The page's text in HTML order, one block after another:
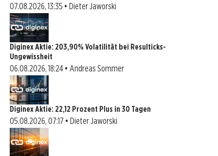
07.08.2026, 13:35 • Dieter Jaworski
Diginex Aktie: 203,90% Volatilität bei Resulticks-
Ungewissheit
06.08.2026, 18:24 • Andreas Sommer
Diginex Aktie: 22,12 Prozent Plus in 30 Tagen
05.08.2026, 07:17 • Dieter Jaworski